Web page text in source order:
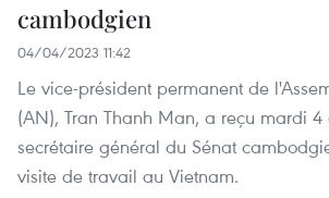
cambodgien
04/04/2023 11:42
Le vice-président permanent de
(AN), Tran Thanh Man, a reçu mardi
secrétaire général du Sénat
visite de travail au Vietnam.